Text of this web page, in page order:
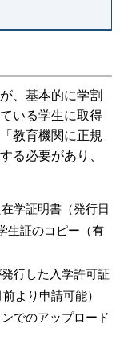
、基本的に学割
いる学生に取得
教育機関に正規
る必要があり、
学証明書（発行日
生証のコピー（有
行した入学許可証
より申請可能）
でのアップロード